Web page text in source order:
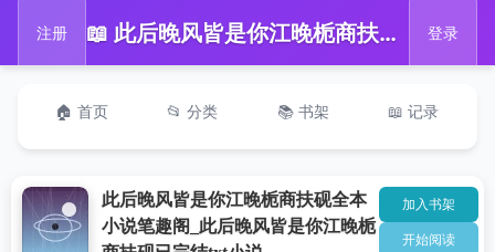
注册 📖 此后晚风皆是你江晚栀商扶砚全本小说笔趣阁_此后晚风皆是你江晚栀商扶砚已完结txt小说 登录
🏠 首页 📂 分类 📚 书架 📖 记录
此后晚风皆是你江晚栀商扶砚全本
小说笔趣阁_此后晚风皆是你江晚栀
加入书架
开始阅读